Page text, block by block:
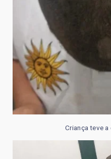
Criança teve